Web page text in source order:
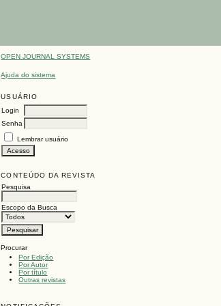
OPEN JOURNAL SYSTEMS
Ajuda do sistema
USUÁRIO
Login
Senha
Lembrar usuário
CONTEÚDO DA REVISTA
Pesquisa
Escopo da Busca
Procurar
Por Edição
Por Autor
Por título
Outras revistas